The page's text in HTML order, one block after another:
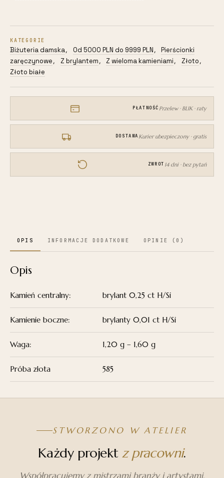
z
brylantami
0,26ct
dbj-
499
KATEGORIE
Biżuteria damska, Od 5000 PLN do 9999 PLN , Pierścionki
zaręczynowe , Z brylantem , Z wieloma kamieniami , Złoto ,
Złoto białe
PŁATNOŚĆ Przelew · BLIK · raty
DOSTAWA Kurier ubezpieczony · gratis
ZWROT 14 dni · bez pytań
OPIS INFORMACJE DODATKOWE OPINIE (0)
Opis
Kamień centralny: brylant 0,25 ct H/Si
Kamienie boczne: brylanty 0,01 ct H/Si
Waga: 1,20 g – 1,60 g
Próba złota 585
STWORZONO W ATELIER
Każdy projekt z pracowni.
Współpracujemy z mistrzami branży i artystami,